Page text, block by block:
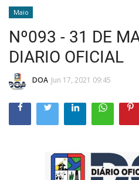
Maio
Nº093 - 31 DE
DIARIO OFICIAL
DOA Jun 17, 2021 09:45